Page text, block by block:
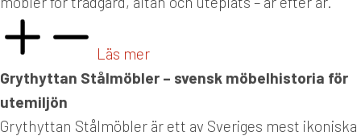
Läs mer
Grythyttan Stålmöbler – svensk möbelhistoria för
utemiljön
Grythyttan Stålmöbler är ett av Sveriges mest ikoniska